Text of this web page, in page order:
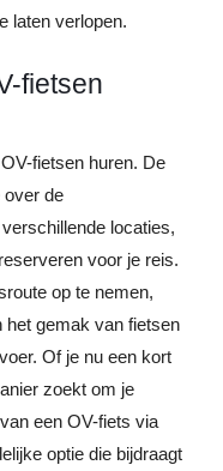
laten verlopen.
fietsen
fietsen huren. De
over de
locaties,
voor je reis.
op te nemen,
het gemak van fietsen
Of je nu een kort
zoekt om je
een OV-fiets via
optie die bijdraagt